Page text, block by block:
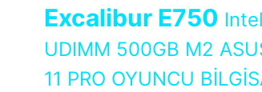
Excalibur E750
UDIMM 500GB M2
11 PRO OYUNCU